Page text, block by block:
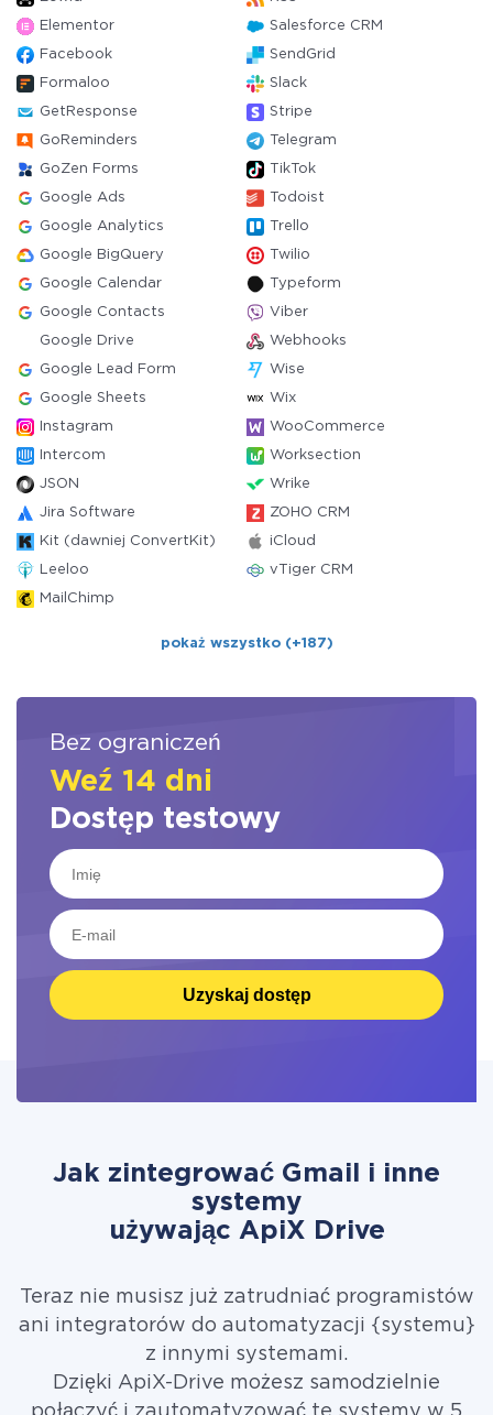
Elementor Salesforce CRM
Facebook SendGrid
Formaloo Slack
GetResponse Stripe
GoReminders Telegram
GoZen Forms TikTok
Google Ads Todoist
Google Analytics Trello
Google BigQuery Twilio
Google Calendar Typeform
Google Contacts Viber
Google Drive Webhooks
Google Lead Form Wise
Google Sheets Wix
Instagram WooCommerce
Intercom Worksection
JSON Wrike
Jira Software ZOHO CRM
Kit (dawniej ConvertKit) iCloud
Leeloo vTiger CRM
MailChimp
pokaż wszystko (+187)
Bez ograniczeń
Weź 14 dni
Dostęp testowy
Uzyskaj dostęp
Jak zintegrować Gmail i inne
systemy
używając ApiX Drive
Teraz nie musisz już zatrudniać programistów
ani integratorów do automatyzacji {systemu}
z innymi systemami.
Dzięki ApiX-Drive możesz samodzielnie